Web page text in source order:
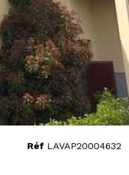
Réf LAVAP20004632